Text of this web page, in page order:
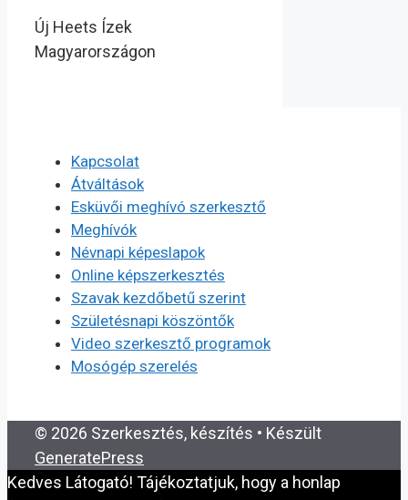
Új Heets Ízek
Magyarországon
Kapcsolat
Átváltások
Esküvői meghívó szerkesztő
Meghívók
Névnapi képeslapok
Online képszerkesztés
Szavak kezdőbetű szerint
Születésnapi köszöntők
Video szerkesztő programok
Mosógép szerelés
© 2026 Szerkesztés, készítés • Készült
GeneratePress
Kedves Látogató! Tájékoztatjuk, hogy a honlap